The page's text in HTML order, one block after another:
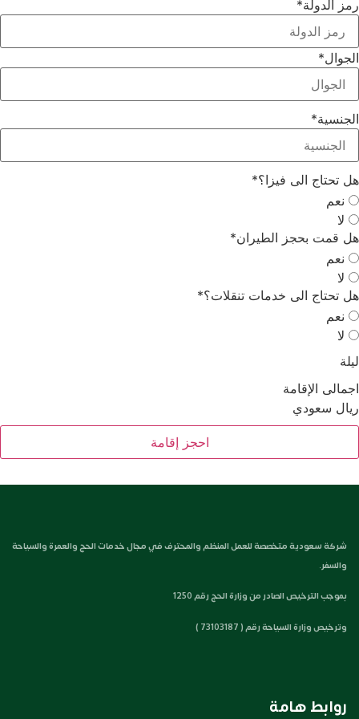
الدولة*
*
*
تحتاج الى فيزا؟*
نعم
لا
قمت بحجز الطيران*
نعم
لا
تحتاج الى خدمات تنقلات؟*
نعم
لا
الإقامة
سعودي
احجز إقامة
شركة سعودية متخصصة للعمل المنظم والمحترف في مجال خدمات الحج والعمرة والسياحة
والسفر.
بموجب الترخيص الصادر من وزارة الحج رقم 1250
وترخيص وزارة السياحة رقم ( 73103187 )
روابط هامة